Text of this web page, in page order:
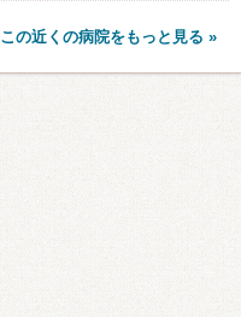
この近くの病院をもっと見る »